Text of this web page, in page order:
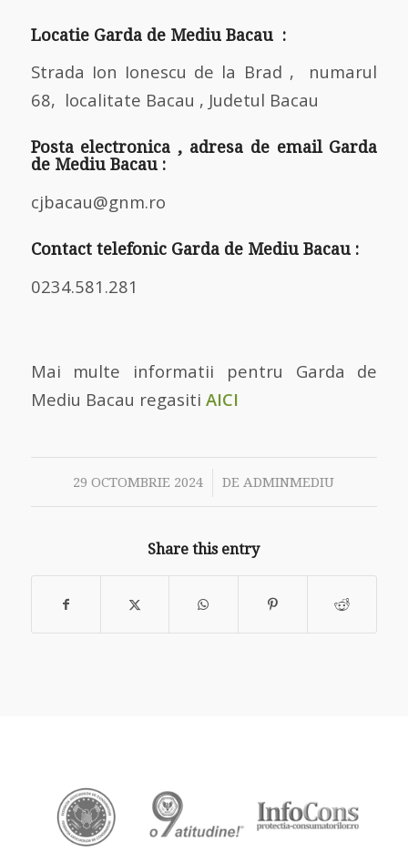
Locatie Garda de Mediu Bacau :
Strada Ion Ionescu de la Brad , numarul
68, localitate Bacau , Judetul Bacau
Posta electronica , adresa de email Garda
de Mediu Bacau :
cjbacau@gnm.ro
Contact telefonic Garda de Mediu Bacau :
0234.581.281
Mai multe informatii pentru Garda de
Mediu Bacau regasiti AICI
29 OCTOMBRIE 2024
/ DE ADMINMEDIU
Share this entry